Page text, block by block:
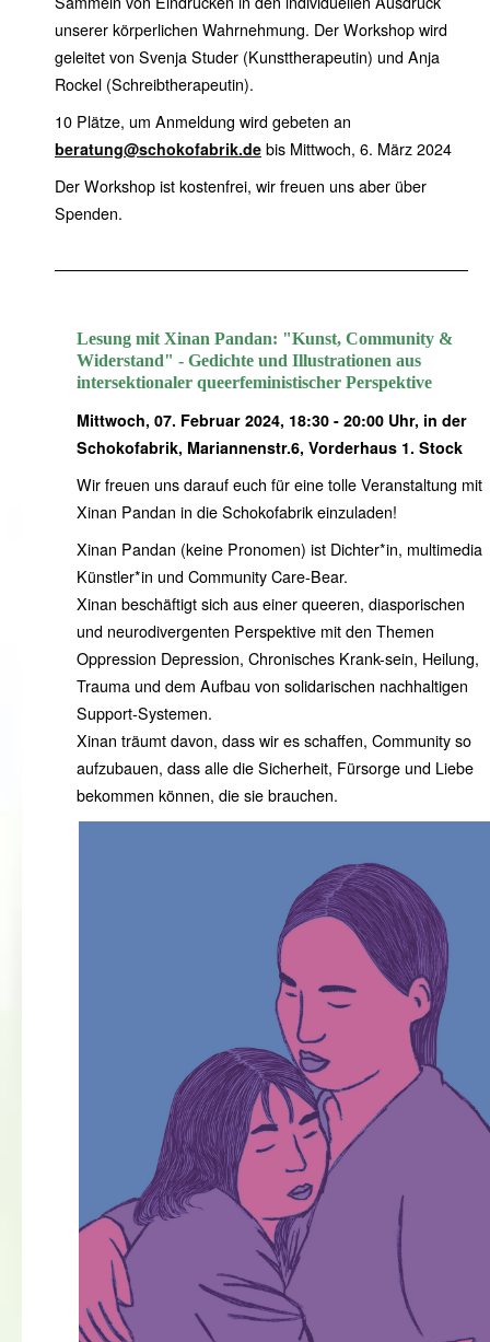
unserer körperlichen Wahrnehmung. Der Workshop wird
geleitet von Svenja Studer (Kunsttherapeutin) und Anja
Rockel (Schreibtherapeutin).
10 Plätze, um Anmeldung wird gebeten an
beratung@schokofabrik.de bis Mittwoch, 6. März 2024
Der Workshop ist kostenfrei, wir freuen uns aber über
Spenden.
Lesung mit Xinan Pandan: "Kunst, Community &
Widerstand" - Gedichte und Illustrationen aus
intersektionaler queerfeministischer Perspektive
Mittwoch, 07. Februar 2024, 18:30 - 20:00 Uhr, in der
Schokofabrik, Mariannenstr.6, Vorderhaus 1. Stock
Wir freuen uns darauf euch für eine tolle Veranstaltung mit
Xinan Pandan in die Schokofabrik einzuladen!
Xinan Pandan (keine Pronomen) ist Dichter*in, multimedia
Künstler*in und Community Care-Bear.
Xinan beschäftigt sich aus einer queeren, diasporischen
und neurodivergenten Perspektive mit den Themen
Oppression Depression, Chronisches Krank-sein, Heilung,
Trauma und dem Aufbau von solidarischen nachhaltigen
Support-Systemen.
Xinan träumt davon, dass wir es schaffen, Community so
aufzubauen, dass alle die Sicherheit, Fürsorge und Liebe
bekommen können, die sie brauchen.